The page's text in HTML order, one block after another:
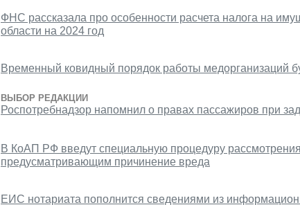
ФНС рассказала про особенности расчета налога на
области на 2024 год
Временный ковидный порядок работы медорганизаций
ВЫБОР РЕДАКЦИИ
Роспотребнадзор напомнил о правах пассажиров при
В КоАП РФ введут специальную процедуру
предусматривающим причинение вреда
ЕИС нотариата пополнится сведениями из